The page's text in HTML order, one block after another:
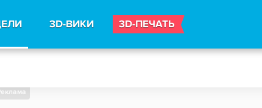
3D-ВИКИ 3D-ПЕЧАТЬ